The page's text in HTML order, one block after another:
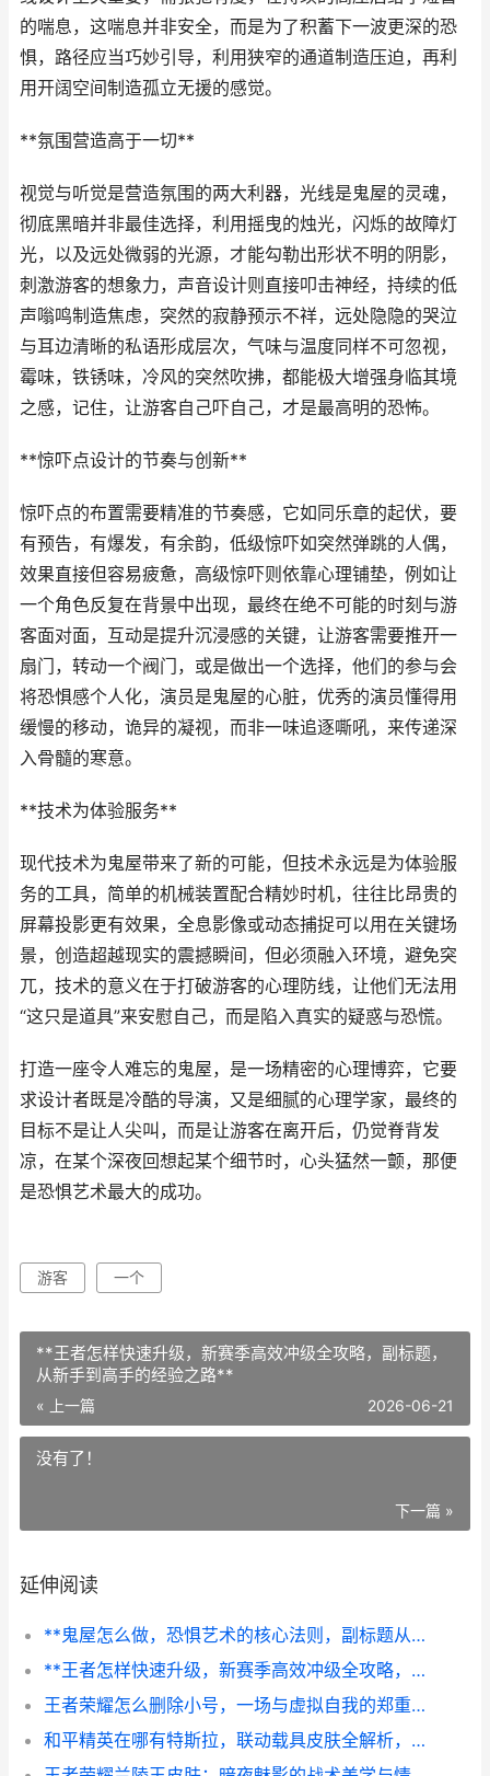
的喘息，这喘息并非安全，而是为了积蓄下一波更深的恐
惧，路径应当巧妙引导，利用狭窄的通道制造压迫，再利
用开阔空间制造孤立无援的感觉。
**氛围营造高于一切**
视觉与听觉是营造氛围的两大利器，光线是鬼屋的灵魂，
彻底黑暗并非最佳选择，利用摇曳的烛光，闪烁的故障灯
光，以及远处微弱的光源，才能勾勒出形状不明的阴影，
刺激游客的想象力，声音设计则直接叩击神经，持续的低
声嗡鸣制造焦虑，突然的寂静预示不祥，远处隐隐的哭泣
与耳边清晰的私语形成层次，气味与温度同样不可忽视，
霉味，铁锈味，冷风的突然吹拂，都能极大增强身临其境
之感，记住，让游客自己吓自己，才是最高明的恐怖。
**惊吓点设计的节奏与创新**
惊吓点的布置需要精准的节奏感，它如同乐章的起伏，要
有预告，有爆发，有余韵，低级惊吓如突然弹跳的人偶，
效果直接但容易疲惫，高级惊吓则依靠心理铺垫，例如让
一个角色反复在背景中出现，最终在绝不可能的时刻与游
客面对面，互动是提升沉浸感的关键，让游客需要推开一
扇门，转动一个阀门，或是做出一个选择，他们的参与会
将恐惧感个人化，演员是鬼屋的心脏，优秀的演员懂得用
缓慢的移动，诡异的凝视，而非一味追逐嘶吼，来传递深
入骨髓的寒意。
**技术为体验服务**
现代技术为鬼屋带来了新的可能，但技术永远是为体验服
务的工具，简单的机械装置配合精妙时机，往往比昂贵的
屏幕投影更有效果，全息影像或动态捕捉可以用在关键场
景，创造超越现实的震撼瞬间，但必须融入环境，避免突
兀，技术的意义在于打破游客的心理防线，让他们无法用
“这只是道具”来安慰自己，而是陷入真实的疑惑与恐慌。
打造一座令人难忘的鬼屋，是一场精密的心理博弈，它要
求设计者既是冷酷的导演，又是细腻的心理学家，最终的
目标不是让人尖叫，而是让游客在离开后，仍觉脊背发
凉，在某个深夜回想起某个细节时，心头猛然一颤，那便
是恐惧艺术最大的成功。
游客 一个
**王者怎样快速升级，新赛季高效冲级全攻略，副标题，
从新手到高手的经验之路**
« 上一篇 2026-06-21
没有了！
下一篇 »
延伸阅读
**鬼屋怎么做，恐惧艺术的核心法则，副标题从入门到沉浸的惊悚设计指南**
**王者怎样快速升级，新赛季高效冲级全攻略，副标题，从新手到高手的经验之路**
王者荣耀怎么删除小号，一场与虚拟自我的郑重告别
和平精英在哪有特斯拉，联动载具皮肤全解析，副标题，揭秘特斯拉的虚拟战场坐标